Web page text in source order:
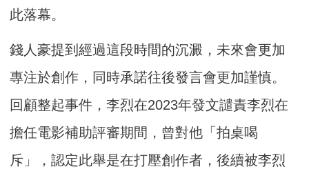
此落幕。
錢人豪提到經過這段時間的沉澱，未來會更加
專注於創作，同時承諾往後發言會更加謹慎。
回顧整起事件，李烈在2023年發文譴責李烈在
擔任電影補助評審期間，曾對他「拍桌喝
斥」，認定此舉是在打壓創作者，後續被李烈